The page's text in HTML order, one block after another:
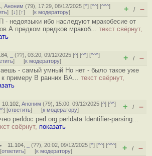
,Аноним (79), 17:29, 08/12/2025 [^] [^^] [^^^]
] [↓] [↑] [к модератору] + / –
- недоязыки ибо наследуют мракобесие от
А предком предков мракоб... текст свёрнут,
(??), 03:20, 09/12/2025 [^] [^^] [^^^]
] [к модератору] + / –
- самый умный Но нет - было такое уже
к примеру В ранних BA... текст свёрнут,
10.102 ,Аноним (79), 15:00, 09/12/2025 [^] [^^]
] [ответить] [к модератору] + / –
perldoc perl org perldata Identifier-parsing...
свёрнут, показать
11.104 (??), 20:02, 09/12/2025 [^] [^^] [^^^]
[ответить] [к модератору] + / –